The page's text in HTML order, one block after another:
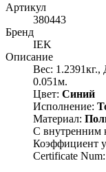
Артикул
380443
Бренд
IEK
Описание
Вес:
0.051м.
Цвет: Синий
Исполнение:
Материал:
С внутренним
Коэффициент
Certificate Num: